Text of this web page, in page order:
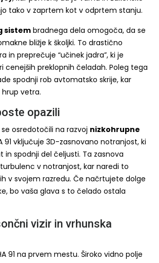
tako v zaprtem kot v odprtem stanju.
sistem bradnega dela omogoča, da se
bližje k školjki. To drastično
in preprečuje “učinek jadra”, ki je
cenejših preklopnih čeladah. Poleg tega
spodnji rob avtomatsko skrije, kar
vetra.
opazili
se osredotočili na razvoj nizkohrupne
91 vključuje 3D-zasnovano notranjost, ki
in spodnji del čeljusti. Ta zasnova
v notranjost, kar naredi to
v svojem razredu. Če načrtujete dolge
bo vaša glava s to čelado ostala
vizir in vrhunska
91 na prvem mestu. Široko vidno polje